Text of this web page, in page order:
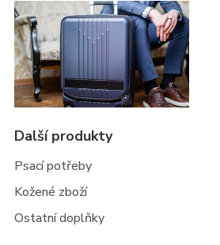
Další produkty
Psací potřeby
Kožené zboží
Ostatní doplňky